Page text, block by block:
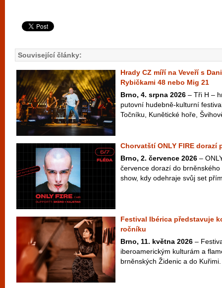
Související články:
Hrady CZ míří na Veveří s
Rybičkami 48 nebo Mig 21
Brno, 4. srpna 2026 – Tři H –
putovní hudebně-kulturní
Točníku, Kunětické hoře,
Chorvatští ONLY FIRE dorazí
Brno, 2. července 2026 –
července dorazí do
show, kdy odehraje svůj set
Festival Ibérica představuje
ročníku
Brno, 11. května 2026 –
iberoamerickým kulturám a
brněnských Židenic a do